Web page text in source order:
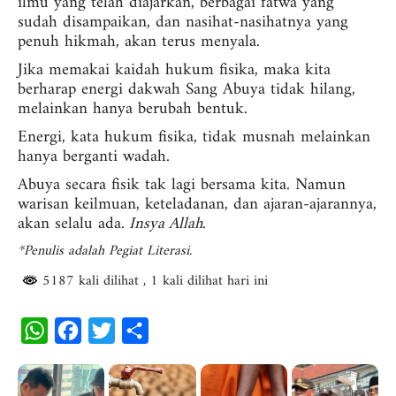
sudah disampaikan, dan nasihat-nasihatnya yang
penuh hikmah, akan terus menyala.
Jika memakai kaidah hukum fisika, maka kita
berharap energi dakwah Sang Abuya tidak hilang,
melainkan hanya berubah bentuk.
Energi, kata hukum fisika, tidak musnah melainkan
hanya berganti wadah.
Abuya secara fisik tak lagi bersama kita. Namun
warisan keilmuan, keteladanan, dan ajaran-ajarannya,
akan selalu ada. Insya Allah.
*Penulis adalah Pegiat Literasi.
5187 kali dilihat, 1 kali dilihat hari ini
W
a
c
i
a